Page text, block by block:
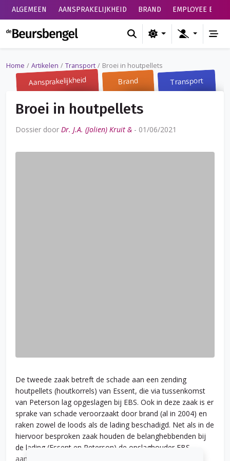
ALGEMEEN AANSPRAKELIJKHEID BRAND EMPLOYEE
de Beursbengel
Home Artikelen Transport Broei in houtpellets
Aansprakelijkheid Brand Transport
Broei in houtpellets
Dossier door Dr. J.A. (Jolien) Kruit & - 01/06/2021
De tweede zaak betreft de schade aan een zending
houtpellets (houtkorrels) van Essent, die via tussenkomst
van Peterson lag opgeslagen bij EBS. Ook in deze zaak is er
sprake van schade veroorzaakt door brand (al in 2004) en
raken zowel de loods als de lading beschadigd. Net als in de
hiervoor besproken zaak houden de belanghebbenden bij
de lading (Essent en Peterson) de opslaghouder EBS
aansprakelijk en wel voor een bedrag van meer dan 1